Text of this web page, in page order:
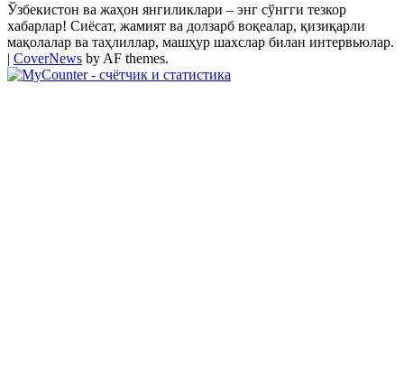
Ўзбекистон ва жаҳон янгиликлари – энг сўнгги тезкор
хабарлар! Сиёсат, жамият ва долзарб воқеалар, қизиқарли
мақолалар ва таҳлиллар, машҳур шахслар билан интервьюлар.
| CoverNews by AF themes.